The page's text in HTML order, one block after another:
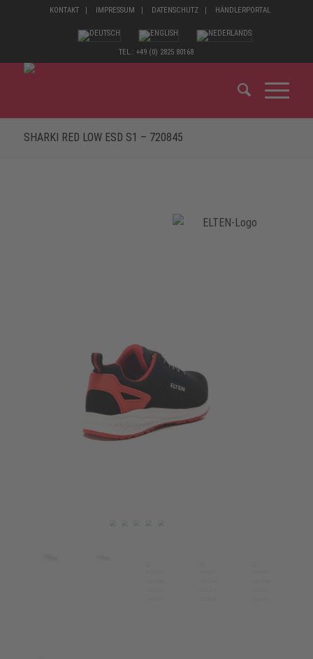
KONTAKT IMPRESSUM DATENSCHUTZ HÄNDLERPORTAL
TEL.: +49 (0) 2825 80168
SHARKI RED LOW ESD S1 – 720845